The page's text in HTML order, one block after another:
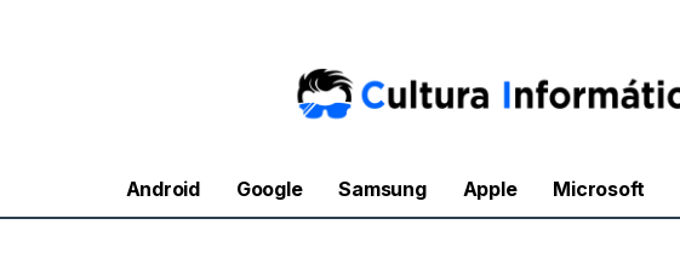
Android Google Samsung Apple Microsoft